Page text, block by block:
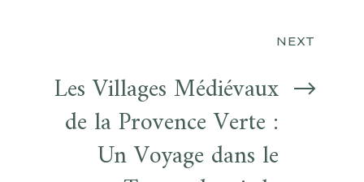
NEXT
Les Villages Médiévaux
de la Provence Verte :
Un Voyage dans le